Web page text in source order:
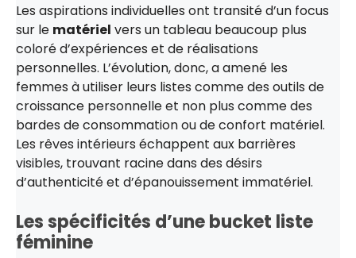
Les aspirations individuelles ont transité d’un focus
sur le matériel vers un tableau beaucoup plus
coloré d’expériences et de réalisations
personnelles. L’évolution, donc, a amené les
femmes à utiliser leurs listes comme des outils de
croissance personnelle et non plus comme des
bardes de consommation ou de confort matériel.
Les rêves intérieurs échappent aux barrières
visibles, trouvant racine dans des désirs
d’authenticité et d’épanouissement immatériel.
Les spécificités d’une bucket liste
féminine